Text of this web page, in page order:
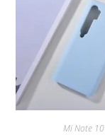
Mi Note 10